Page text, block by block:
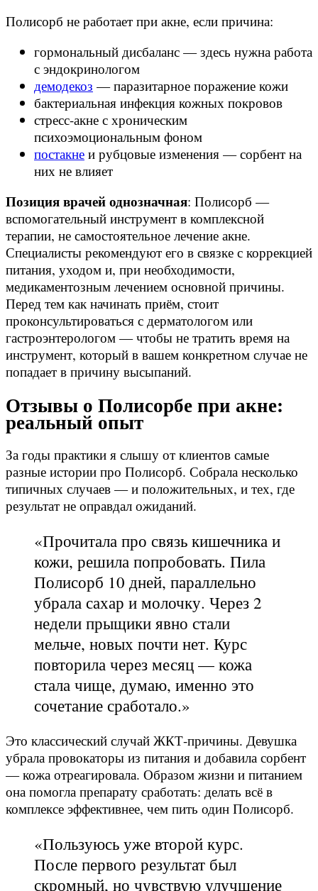
Полисорб не работает при акне, если причина:
гормональный дисбаланс — здесь нужна работа
с эндокринологом
демодекоз — паразитарное поражение кожи
бактериальная инфекция кожных покровов
стресс-акне с хроническим
психоэмоциональным фоном
постакне и рубцовые изменения — сорбент на
них не влияет
Позиция врачей однозначная: Полисорб —
вспомогательный инструмент в комплексной
терапии, не самостоятельное лечение акне.
Специалисты рекомендуют его в связке с коррекцией
питания, уходом и, при необходимости,
медикаментозным лечением основной причины.
Перед тем как начинать приём, стоит
проконсультироваться с дерматологом или
гастроэнтерологом — чтобы не тратить время на
инструмент, который в вашем конкретном случае не
попадает в причину высыпаний.
Отзывы о Полисорбе при акне:
реальный опыт
За годы практики я слышу от клиентов самые
разные истории про Полисорб. Собрала несколько
типичных случаев — и положительных, и тех, где
результат не оправдал ожиданий.
«Прочитала про связь кишечника и
кожи, решила попробовать. Пила
Полисорб 10 дней, параллельно
убрала сахар и молочку. Через 2
недели прыщики явно стали
мельче, новых почти нет. Курс
повторила через месяц — кожа
стала чище, думаю, именно это
сочетание сработало.»
Это классический случай ЖКТ-причины. Девушка
убрала провокаторы из питания и добавила сорбент
— кожа отреагировала. Образом жизни и питанием
она помогла препарату сработать: делать всё в
комплексе эффективнее, чем пить один Полисорб.
«Пользуюсь уже второй курс.
После первого результат был
скромный, но чувствую улучшение